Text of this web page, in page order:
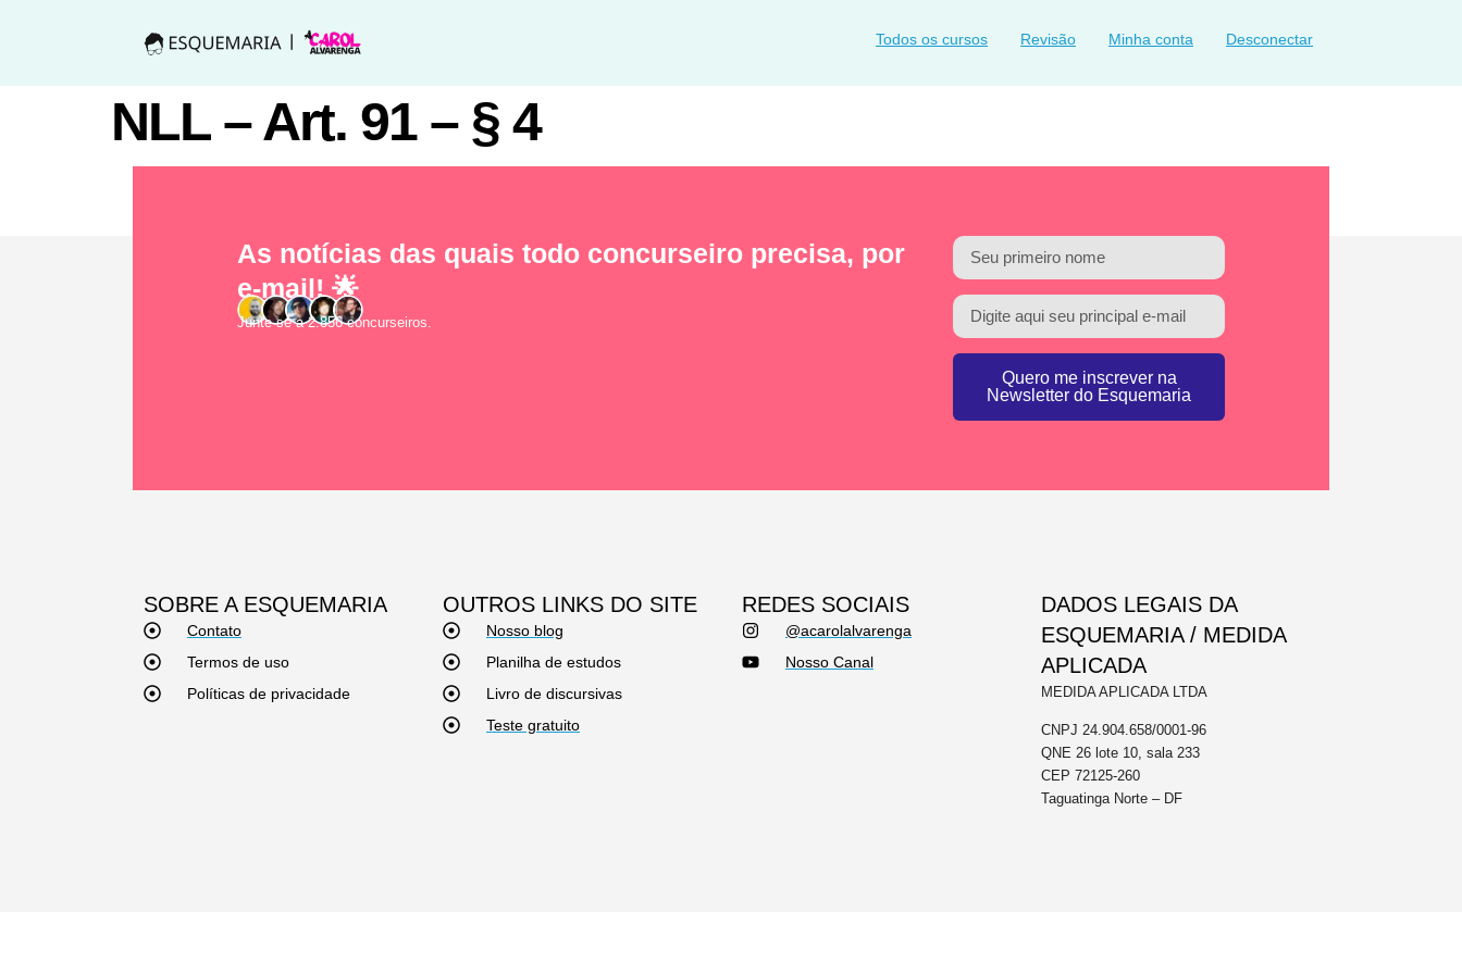
Todos os cursos Revisão Minha conta Desconectar
NLL – Art. 91 – § 4
As notícias das quais todo concurseiro precisa, por
e-mail! 🌟
Junte-se a 2.856 concurseiros.
Quero me inscrever na
Newsletter do Esquemaria
SOBRE A ESQUEMARIA
Contato
Termos de uso
Políticas de privacidade
OUTROS LINKS DO SITE
Nosso blog
Planilha de estudos
Livro de discursivas
Teste gratuito
REDES SOCIAIS
@acarolalvarenga
Nosso Canal
DADOS LEGAIS DA
ESQUEMARIA / MEDIDA
APLICADA
MEDIDA APLICADA LTDA
CNPJ 24.904.658/0001-96
QNE 26 lote 10, sala 233
CEP 72125-260
Taguatinga Norte – DF